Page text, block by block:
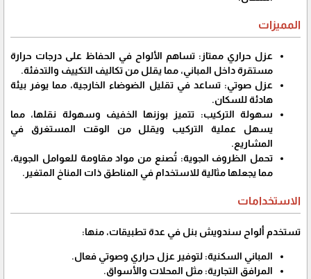
المميزات
عزل حراري ممتاز: تساهم الألواح في الحفاظ على درجات حرارة
مستقرة داخل المباني، مما يقلل من تكاليف التكييف والتدفئة.
عزل صوتي: تساعد في تقليل الضوضاء الخارجية، مما يوفر بيئة
هادئة للسكان.
سهولة التركيب: تتميز بوزنها الخفيف وسهولة نقلها، مما
يسهل عملية التركيب ويقلل من الوقت المستغرق في
المشاريع.
تحمل الظروف الجوية: تُصنع من مواد مقاومة للعوامل الجوية،
مما يجعلها مثالية للاستخدام في المناطق ذات المناخ المتغير.
الاستخدامات
تستخدم ألواح سندويش بنل في عدة تطبيقات، منها:
المباني السكنية: لتوفير عزل حراري وصوتي فعال.
المرافق التجارية: مثل المحلات والأسواق.